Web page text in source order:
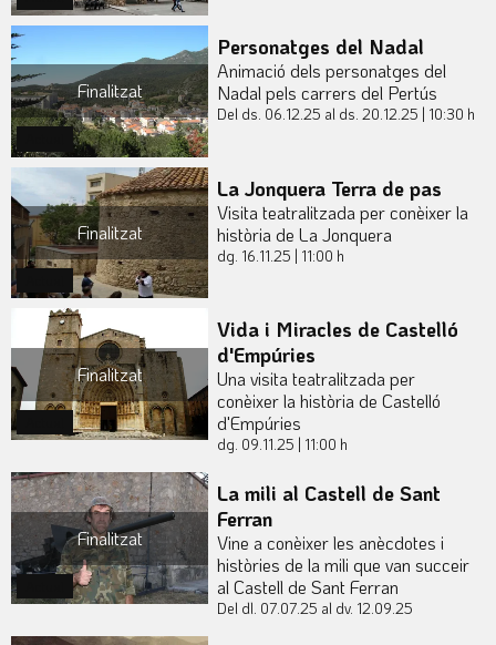
Finalitzat
Personatges del Nadal
Animació dels personatges del
Nadal pels carrers del Pertús
Del ds. 06.12.25 al ds. 20.12.25 | 10:30 h
Finalitzat
La Jonquera Terra de pas
Visita teatralitzada per conèixer la
història de La Jonquera
dg. 16.11.25 | 11:00 h
Finalitzat
Vida i Miracles de Castelló
d'Empúries
Una visita teatralitzada per
conèixer la història de Castelló
d'Empúries
dg. 09.11.25 | 11:00 h
Finalitzat
La mili al Castell de Sant
Ferran
Vine a conèixer les anècdotes i
històries de la mili que van succeir
al Castell de Sant Ferran
Del dl. 07.07.25 al dv. 12.09.25